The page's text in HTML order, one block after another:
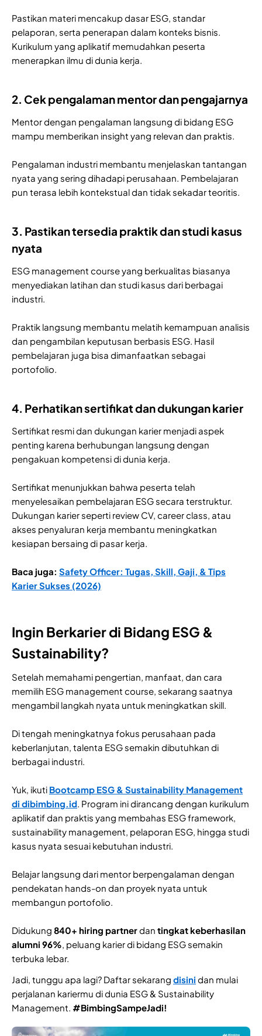
Pastikan materi mencakup dasar ESG, standar
pelaporan, serta penerapan dalam konteks bisnis.
Kurikulum yang aplikatif memudahkan peserta
menerapkan ilmu di dunia kerja.
2. Cek pengalaman mentor dan pengajarnya
Mentor dengan pengalaman langsung di bidang ESG
mampu memberikan insight yang relevan dan praktis.
Pengalaman industri membantu menjelaskan tantangan
nyata yang sering dihadapi perusahaan. Pembelajaran
pun terasa lebih kontekstual dan tidak sekadar teoritis.
3. Pastikan tersedia praktik dan studi kasus
nyata
ESG management course yang berkualitas biasanya
menyediakan latihan dan studi kasus dari berbagai
industri.
Praktik langsung membantu melatih kemampuan analisis
dan pengambilan keputusan berbasis ESG. Hasil
pembelajaran juga bisa dimanfaatkan sebagai
portofolio.
4. Perhatikan sertifikat dan dukungan karier
Sertifikat resmi dan dukungan karier menjadi aspek
penting karena berhubungan langsung dengan
pengakuan kompetensi di dunia kerja.
Sertifikat menunjukkan bahwa peserta telah
menyelesaikan pembelajaran ESG secara terstruktur.
Dukungan karier seperti review CV, career class, atau
akses penyaluran kerja membantu meningkatkan
kesiapan bersaing di pasar kerja.
Baca juga: Safety Officer: Tugas, Skill, Gaji, & Tips
Karier Sukses (2026)
Ingin Berkarier di Bidang ESG &
Sustainability?
Setelah memahami pengertian, manfaat, dan cara
memilih ESG management course, sekarang saatnya
mengambil langkah nyata untuk meningkatkan skill.
Di tengah meningkatnya fokus perusahaan pada
keberlanjutan, talenta ESG semakin dibutuhkan di
berbagai industri.
Yuk, ikuti Bootcamp ESG & Sustainability Management
di dibimbing.id. Program ini dirancang dengan kurikulum
aplikatif dan praktis yang membahas ESG framework,
sustainability management, pelaporan ESG, hingga studi
kasus nyata sesuai kebutuhan industri.
Belajar langsung dari mentor berpengalaman dengan
pendekatan hands-on dan proyek nyata untuk
membangun portofolio.
Didukung 840+ hiring partnerdan tingkat keberhasilan
alumni 96%, peluang karier di bidang ESG semakin
terbuka lebar.
Jadi, tunggu apa lagi? Daftar sekarang disini dan mulai
perjalanan kariermu di dunia ESG & Sustainability
Management. #BimbingSampeJadi!